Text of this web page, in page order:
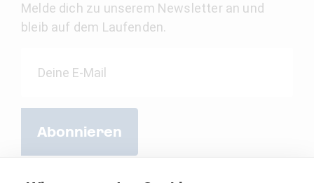
Melde dich zu unserem Newsletter an und
bleib auf dem Laufenden.
Abonnieren